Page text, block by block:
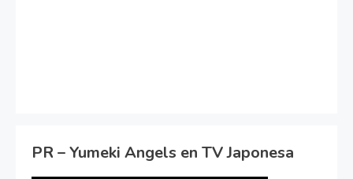
PR – Yumeki Angels en TV Japonesa